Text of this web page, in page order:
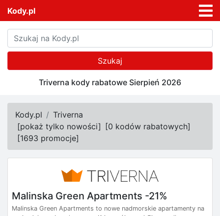
Kody.pl
Szukaj
Triverna kody rabatowe Sierpień 2026
Kody.pl
Triverna
[pokaż tylko nowości] [0 kodów rabatowych]
[1693 promocje]
Malinska Green Apartments -21%
Malinska Green Apartments to nowe nadmorskie apartamenty na